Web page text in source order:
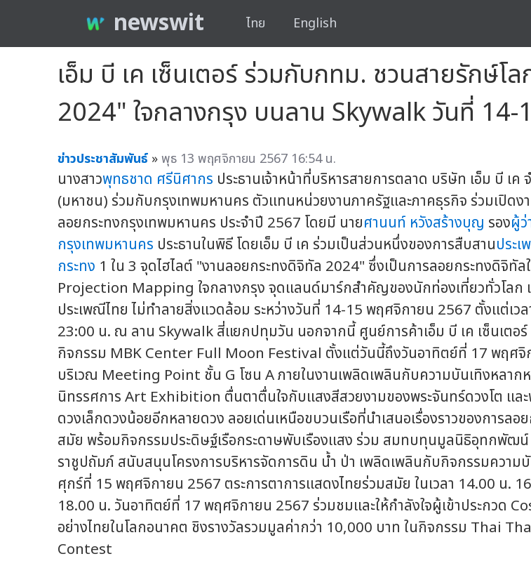
newswit ไทย English
เอ็ม บี เค เซ็นเตอร์ ร่วมกับกทม. ชวนสายรักษ์
2024" ใจกลางกรุง บนลาน Skywalk วันที่
ข่าวประชาสัมพันธ์ »พุธ 13 พฤศจิกายน 2567 16:54 น.
นางสาวพุทธชาด ศรีนิศากร ประธานเจ้าหน้าที่บริหารสายการตลาด บริษัท เอ็ม บี เค
(มหาชน) ร่วมกับกรุงเทพมหานคร ตัวแทนหน่วยงานภาครัฐและภาคธุรกิจ ร่วมเปิดง
ลอยกระทงกรุงเทพมหานคร ประจำปี 2567 โดยมี นายศานนท์ หวังสร้างบุญ รองผู้ว่
กรุงเทพมหานคร ประธานในพิธี โดยเอ็ม บี เค ร่วมเป็นส่วนหนึ่งของการสืบสานประ
กระทง 1 ใน 3 จุดไฮไลต์ "งานลอยกระทงดิจิทัล 2024" ซึ่งเป็นการลอยกระทงดิจิทั
Projection Mapping ใจกลางกรุง จุดแลนด์มาร์กสำคัญของนักท่องเที่ยวทั่วโลก
ประเพณีไทย ไม่ทำลายสิ่งแวดล้อม ระหว่างวันที่ 14-15 พฤศจิกายน 2567 ตั้งแต่เว
23:00 น. ณ ลาน Skywalk สี่แยกปทุมวัน นอกจากนี้ ศูนย์การค้าเอ็ม บี เค เซ็นเตอร์
กิจกรรม MBK Center Full Moon Festival ตั้งแต่วันนี้ถึงวันอาทิตย์ที่ 17 พฤศจิ
บริเวณ Meeting Point ชั้น G โซน A ภายในงานเพลิดเพลินกับความบันเทิงหลาก
นิทรรศการ Art Exhibition ตื่นตาตื่นใจกับแสงสีสวยงามของพระจันทร์ดวงโต แล
ดวงเล็กดวงน้อยอีกหลายดวง ลอยเด่นเหนือขบวนเรือที่นำเสนอเรื่องราวของการลอ
สมัย พร้อมกิจกรรมประดิษฐ์เรือกระดาษพับเรืองแสง ร่วม สมทบทุนมูลนิธิอุทกพัฒน์
ราชูปถัมภ์ สนับสนุนโครงการบริหารจัดการดิน น้ำ ป่า เพลิดเพลินกับกิจกรรมความบั
ศุกร์ที่ 15 พฤศจิกายน 2567 ตระการตาการแสดงไทยร่วมสมัย ในเวลา 14.00 น.
18.00 น. วันอาทิตย์ที่ 17 พฤศจิกายน 2567 ร่วมชมและให้กำลังใจผู้เข้าประกวด
อย่างไทยในโลกอนาคต ชิงรางวัลรวมมูลค่ากว่า 10,000 บาท ในกิจกรรม Thai
Contest